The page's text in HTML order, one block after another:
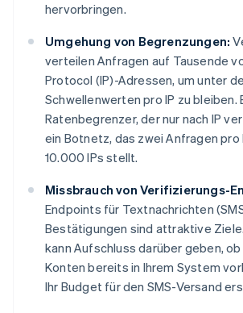
hervorbringen.
Umgehung von Begrenzungen:
verteilen Anfragen auf Tausende
Protocol (IP)-Adressen, um unter
Schwellenwerten pro IP zu bleiben.
Ratenbegrenzer, der nur nach IP
ein Botnetz, das zwei Anfragen pro
10.000 IPs stellt.
Missbrauch von Verifizierungs-
Endpoints für Textnachrichten
Bestätigungen sind attraktive
kann Aufschluss darüber geben,
Konten bereits in Ihrem System
Ihr Budget für den SMS-Versand